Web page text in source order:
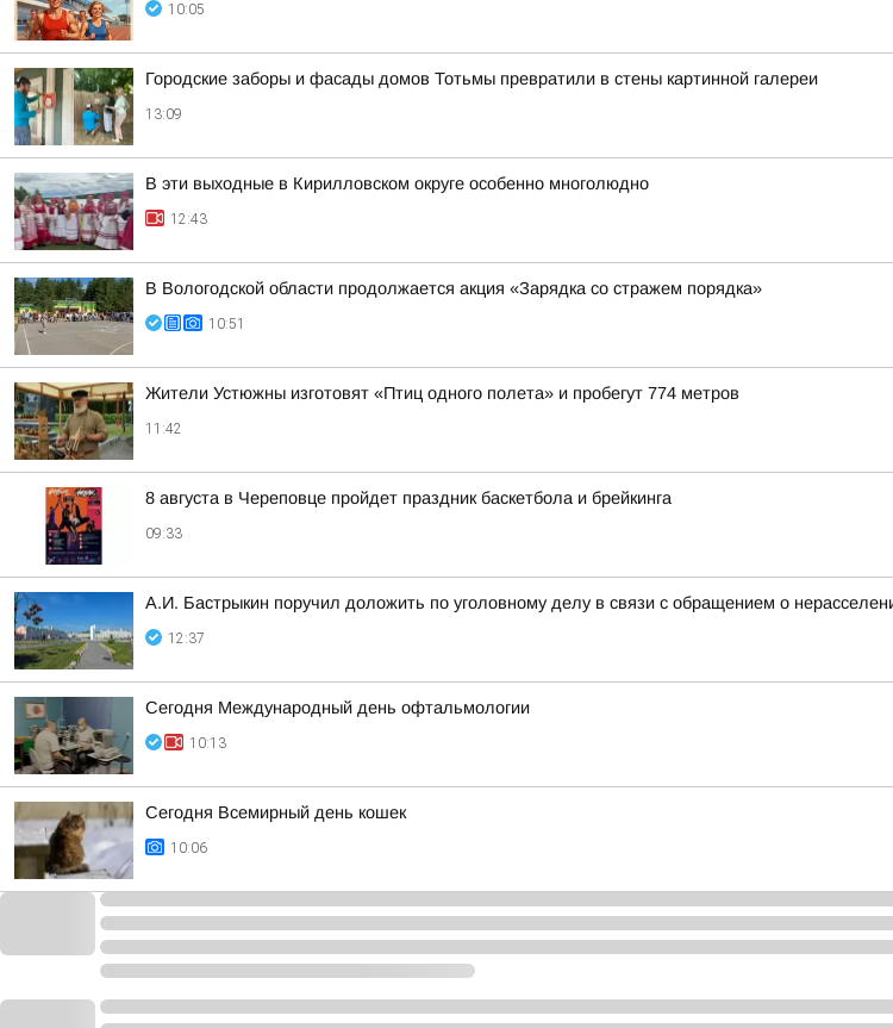
10:05
Городские заборы и фасады домов Тотьмы превратили в стены картинной галереи
13:09
В эти выходные в Кирилловском округе особенно многолюдно
12:43
В Вологодской области продолжается акция «Зарядка со стражем порядка»
10:51
Жители Устюжны изготовят «Птиц одного полета» и пробегут 774 метров
11:42
8 августа в Череповце пройдет праздник баскетбола и брейкинга
09:33
А.И. Бастрыкин поручил доложить по уголовному делу в связи с обращением о
12:37
Сегодня Международный день офтальмологии
10:13
Сегодня Всемирный день кошек
10:06